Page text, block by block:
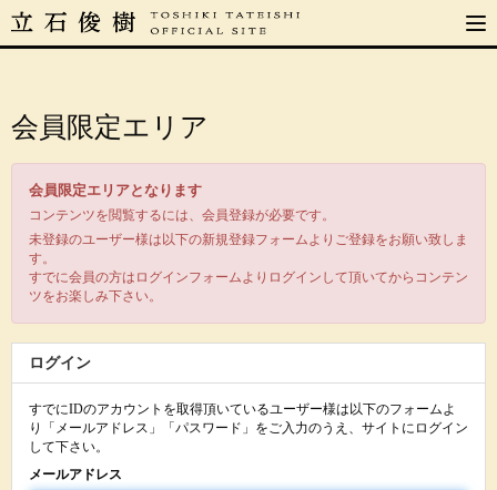
会員限定エリア
会員限定エリアとなります
コンテンツを閲覧するには、会員登録が必要です。
未登録のユーザー様は以下の新規登録フォームよりご登録をお願い致しま
す。
すでに会員の方はログインフォームよりログインして頂いてからコンテン
ツをお楽しみ下さい。
ログイン
すでにIDのアカウントを取得頂いているユーザー様は以下のフォームよ
り「メールアドレス」「パスワード」をご入力のうえ、サイトにログイン
して下さい。
メールアドレス